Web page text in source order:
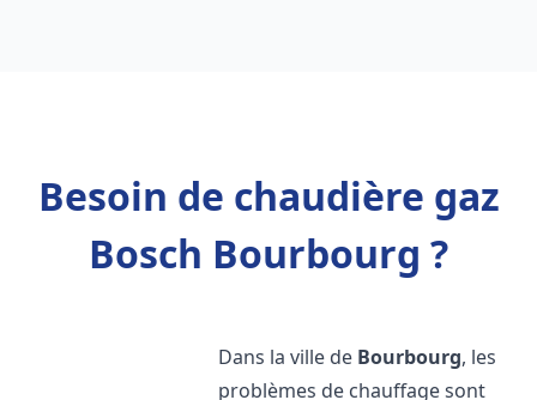
Besoin de chaudière gaz
Bosch Bourbourg ?
Dans la ville de Bourbourg, les
problèmes de chauffage sont